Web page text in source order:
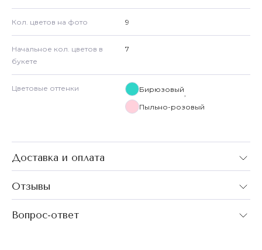
Кол. цветов на фото 9
Начальное кол. цветов в
букете
7
Цветовые оттенки Бирюзовый,
Пыльно-розовый
Доставка и оплата
Отзывы
Вопрос-ответ